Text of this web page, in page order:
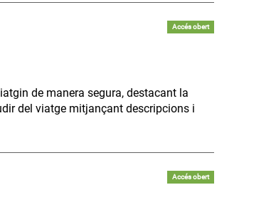
Accés obert
de manera segura, destacant la
del viatge mitjançant descripcions i
Accés obert